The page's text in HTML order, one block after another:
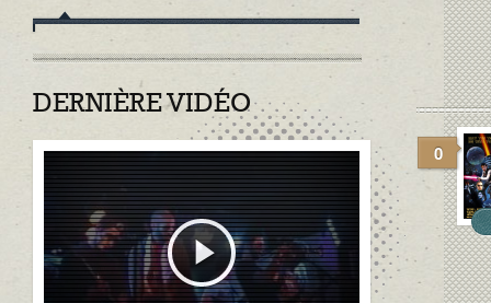
DERNIÈRE VIDÉO
0